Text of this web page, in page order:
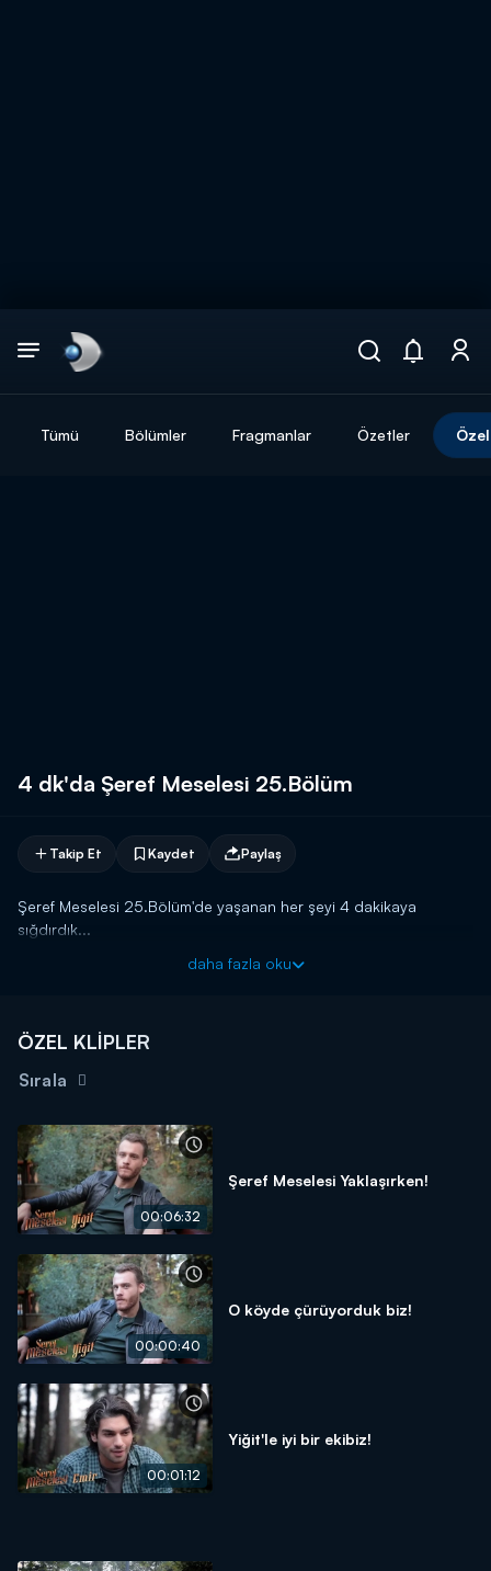
Tümü Bölümler Fragmanlar Özetler
4 dk'da Şeref Meselesi 25.Bölüm
Takip Et Kaydet Paylaş
Şeref Meselesi 25.Bölüm'de yaşanan her şeyi 4 dakikaya
sığdırdık...
daha fazla oku
ÖZEL KLİPLER
Sırala
00:06:32
Şeref Meselesi Yaklaşırken!
00:00:40
O köyde çürüyorduk biz!
00:01:12
Yiğit'le iyi bir ekibiz!